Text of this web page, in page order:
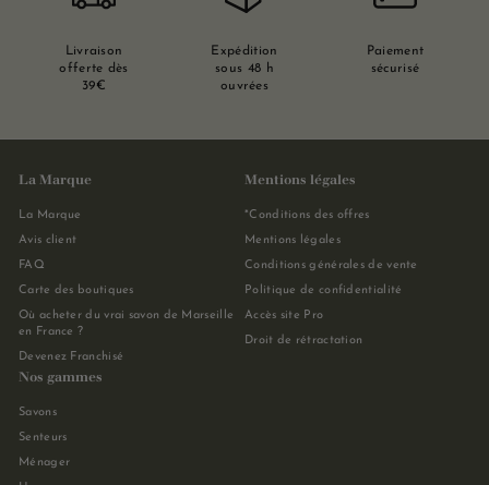
Livraison
offerte dès
39€
Expédition
sous 48 h
ouvrées
Paiement
sécurisé
La Marque
La Marque
Avis client
FAQ
Carte des boutiques
Où acheter du vrai savon de Marseille
en France ?
Devenez Franchisé
Mentions légales
*Conditions des offres
Mentions légales
Conditions générales de vente
Politique de confidentialité
Accès site Pro
Droit de rétractation
Nos gammes
Savons
Senteurs
Ménager